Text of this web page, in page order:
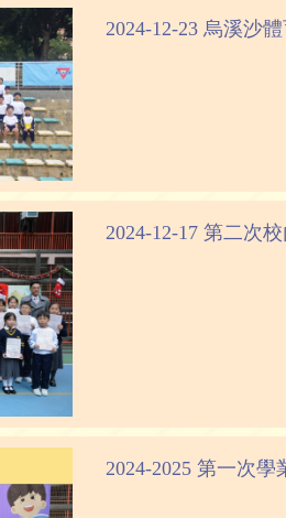
2024-12-23 烏溪沙
2024-12-17 第二次
2024-2025 第一次學